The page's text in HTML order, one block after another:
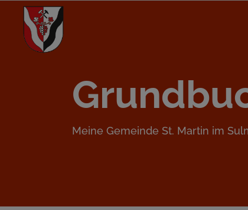
Meine Gemeinde St. Martin im